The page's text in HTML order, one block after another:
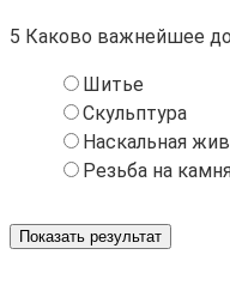
5 Каково важнейшее
Шитье
Скульптура
Наскальная
Резьба на
Показать результат